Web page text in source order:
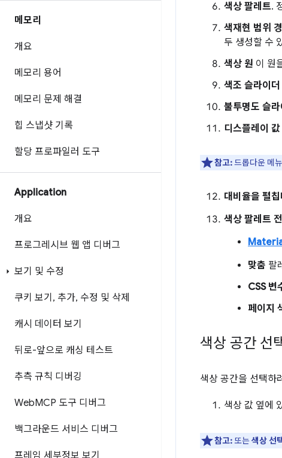
메모리
개요
메모리 용어
메모리 문제 해결
힙 스냅샷 기록
할당 프로파일러 도구
Application
개요
프로그레시브 웹 앱 디버그
보기 및 수정
쿠키 보기 , 추가, 수정 및 삭제
캐시 데이터 보기
뒤로-앞으로 캐싱 테스트
추측 규칙 디버깅
WebMCP 도구 디버그
백그라운드 서비스 디버그
프레임 세부정보 보기
색상 팔레트.
색재현 범위
두 생성할 수
색상 원 이 원
색조 슬라이더
불투명도 슬라
디스플레이
참고:드롭다운 메
대비율을 펼
색상 팔레트
맞춤 팔
CSS 변
페이지
색상 공간 선
색상 공간을 선택하
색상 값 옆에
참고: 또는색상 선